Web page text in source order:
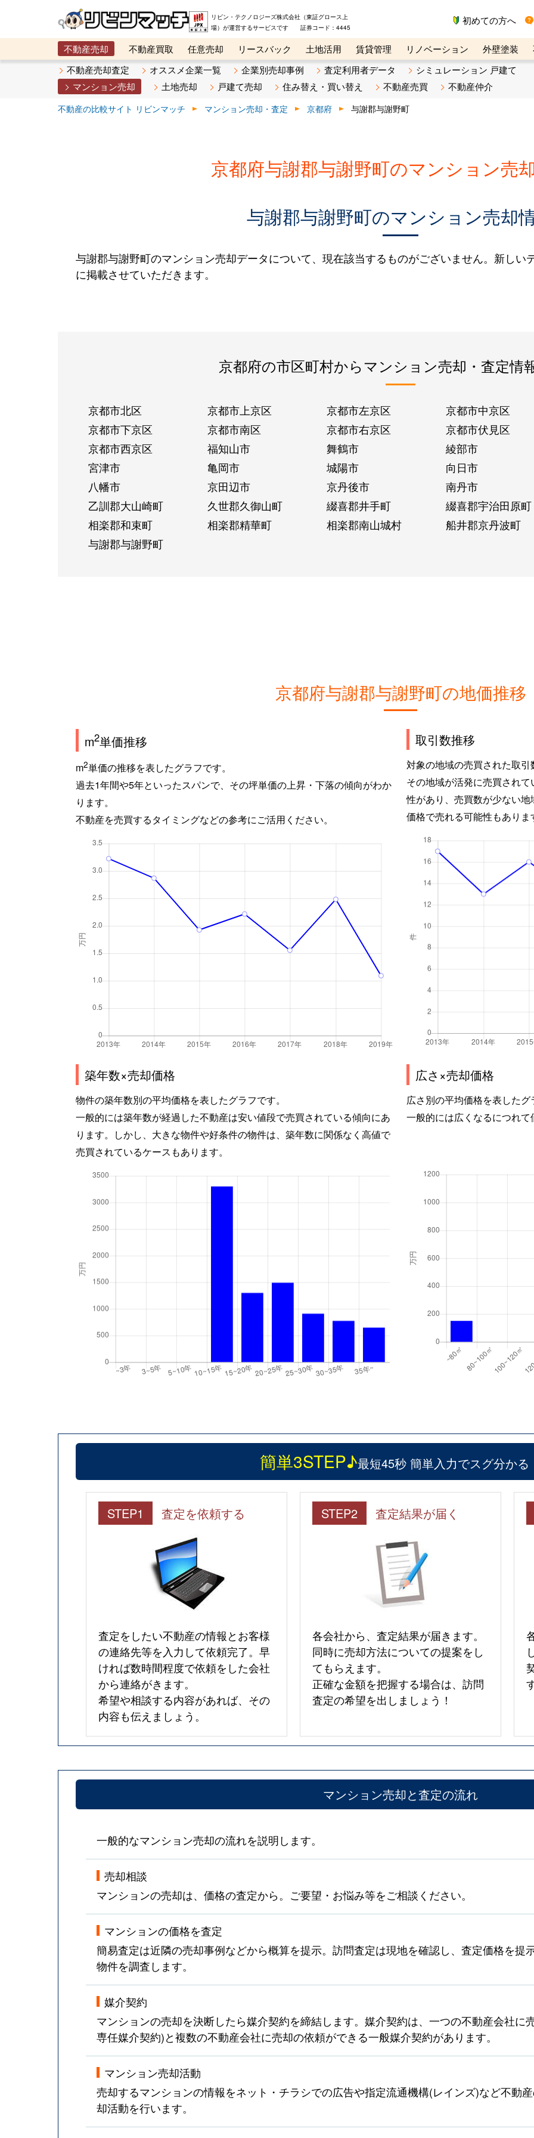
リビン・テクノロジーズ株式会社（東証グロース上
場）が運営するサービスです 証券コード：4445
初めての方へ
不動産売却 不動産買取 任意売却 リースバック 土地活用 賃貸管理 リノベーション 外壁塗装
メタ住宅展示場
ベスト不動産カンパニー オンライン講座 リビンマガジンBiz 不動産売却ご相談デスク
不動産売却査定 オススメ企業一覧 企業別売却事例 査定利用者データ
シミュレーション 戸建て
マンション売却
土地売却 戸建て売却 住み替え・買い替え 不動産売買 不動産仲介
不動産の比較サイト リビンマッチ マンション売却・査定 京都府 与謝郡与謝野町
京都府与謝郡与謝野町のマンション売
与謝郡与謝野町のマンション売却
与謝郡与謝野町のマンション売却データについて、現在該当するものがございません。新しい
に掲載させていただきます。
京都府の市区町村からマンション売却・査定情
京都市北区 京都市上京区 京都市左京区
京都市中京区
京都市下京区
京都市南区 京都市右京区
京都市伏見区
京都市西京区
福知山市 舞鶴市
綾部市
宮津市
亀岡市 城陽市
向日市
八幡市
京田辺市 京丹後市
南丹市
乙訓郡大山崎町
久世郡久御山町 綴喜郡井手町
綴喜郡宇治田原町
相楽郡和束町
相楽郡精華町 相楽郡南山城村
船井郡京丹波町
与謝郡与謝野町
京都府与謝郡与謝野町の地価推移
m2単価推移
m2単価の推移を表したグラフです。
過去1年間や5年といったスパンで、その坪単価の上昇・下落の傾向がわか
ります。
不動産を売買するタイミングなどの参考にご活用ください。
取引数推移
対象の地域の売買された取
その地域が活発に売買され
性があり、売買数が少ない
価格で売れる可能性もありま
築年数×売却価格
物件の築年数別の平均価格を表したグラフです。
一般的には築年数が経過した不動産は安い値段で売買されている傾向にあ
ります。しかし、大きな物件や好条件の物件は、築年数に関係なく高値で
売買されているケースもあります。
広さ×売却価格
広さ別の平均価格を表した
一般的には広くなるにつれ
簡単3STEP♪最短45秒 簡単入力でスグ分かる
STEP1 査定を依頼する
査定をしたい不動産の情報とお客様
の連絡先等を入力して依頼完了。早
ければ数時間程度で依頼をした会社
から連絡がきます。
希望や相談する内容があれば、その
内容も伝えましょう。
STEP2 査定結果が届く
各会社から、査定結果が届きます。
同時に売却方法についての提案をし
てもらえます。
正確な金額を把握する場合は、訪問
査定の希望を出しましょう！
マンション売却と査定の流れ
一般的なマンション売却の流れを説明します。
売却相談
マンションの売却は、価格の査定から。ご要望・お悩み等をご相談ください。
マンションの価格を査定
簡易査定は近隣の売却事例などから概算を提示。訪問査定は現地を確認し、査定価格を提
物件を調査します。
媒介契約
マンションの売却を決断したら媒介契約を締結します。媒介契約は、一つの不動産会社に
専任媒介契約)と複数の不動産会社に売却の依頼ができる一般媒介契約があります。
マンション売却活動
売却するマンションの情報をネット・チラシでの広告や指定流通機構(レインズ)など不動
却活動を行います。